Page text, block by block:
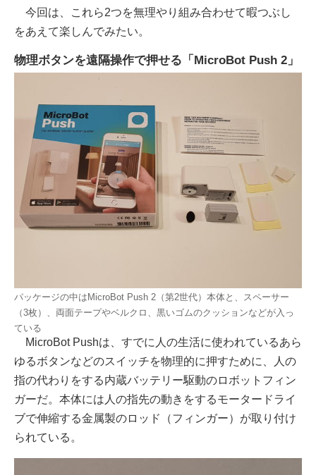
今回は、これら2つを無理やり組み合わせて暇つぶし
をあえて楽しんでみたい。
物理ボタンを遠隔操作で押せる「MicroBot Push 2」
パッケージの中はMicroBot Push 2（第2世代）本体と、スペーサー
（3枚）、両面テープやベルクロ、黒いゴムのクッションなどが入っ
ている
MicroBot Pushは、すでに人の生活に使われているあら
ゆるボタンなどのスイッチを物理的に押すために、人の
指の代わりをする内蔵バッテリー駆動のロボットフィン
ガーだ。本体には人の指先の動きをするモータードライ
ブで伸縮する金属製のロッド（フィンガー）が取り付け
られている。